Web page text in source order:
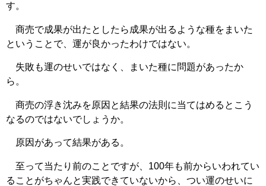
す。
商売で成果が出たとしたら成果が出るような種をまいた
ということで、運が良かったわけではない。
失敗も運のせいではなく、まいた種に問題があったか
ら。
商売の浮き沈みを原因と結果の法則に当てはめるとこう
なるのではないでしょうか。
原因があって結果がある。
至って当たり前のことですが、100年も前からいわれてい
ることがちゃんと実践できていないから、つい運のせいに